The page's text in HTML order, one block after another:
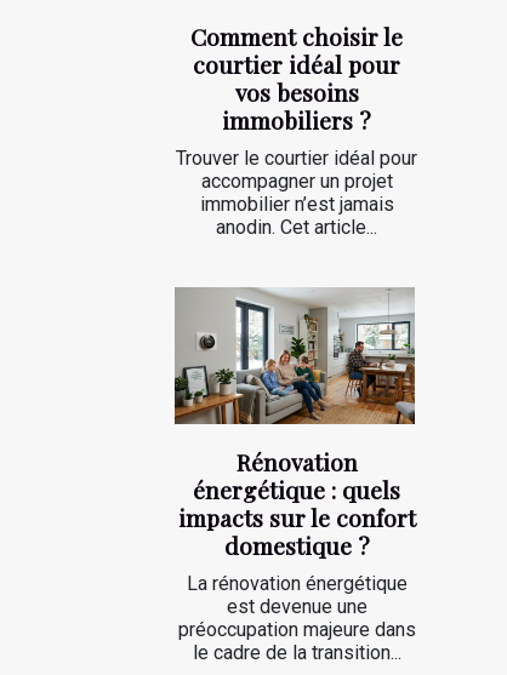
Comment choisir le
courtier idéal pour
vos besoins
immobiliers ?
Trouver le courtier idéal pour
accompagner un projet
immobilier n’est jamais
anodin. Cet article...
Rénovation
énergétique : quels
impacts sur le confort
domestique ?
La rénovation énergétique
est devenue une
préoccupation majeure dans
le cadre de la transition...